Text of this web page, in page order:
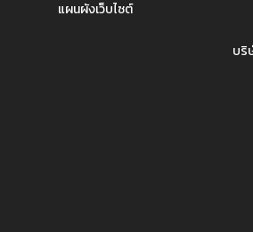
แผนผังเว็บไซต์
บริ